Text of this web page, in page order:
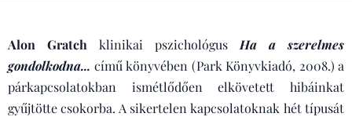
Alon Gratch klinikai pszichológus Ha a szerelmes
gondolkodna... című könyvében (Park Könyvkiadó, 2008.) a
párkapcsolatokban ismétlődően elkövetett hibáinkat
gyűjtötte csokorba. A sikertelen kapcsolatoknak hét típusát